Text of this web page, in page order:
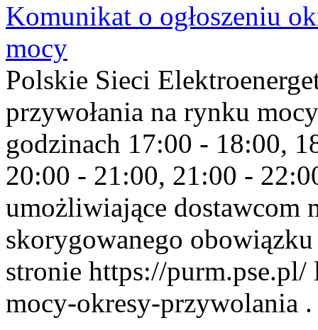
Komunikat o ogłoszeniu
mocy
Polskie Sieci
przywołania na rynku
godzinach 17:00 - 18:00,
20:00 - 21:00, 21:00 -
umożliwiające dostawcom
skorygowanego
stronie https://
mocy-okresy-przywolania